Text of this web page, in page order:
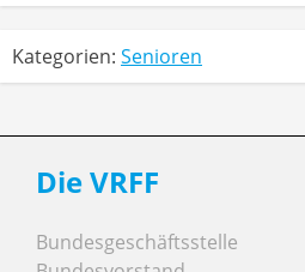
Kategorien: Senioren
Die VRFF
Bundesgeschäftsstelle